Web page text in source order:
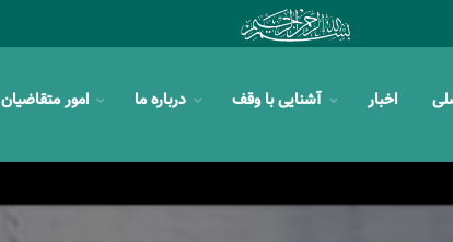
اخبار آشنایی با وقف درباره ما امور متقاضیان